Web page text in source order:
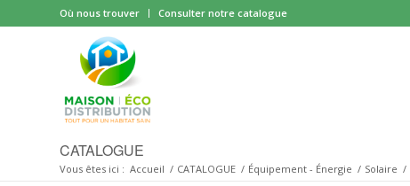
Où nous trouver Consulter notre catalogue
CATALOGUE
Vous êtes ici : Accueil / CATALOGUE / Équipement - Énergie / Solaire /